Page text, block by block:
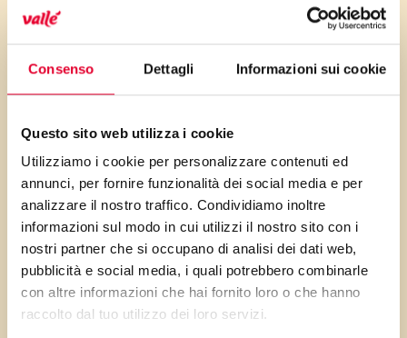
Consenso Dettagli Informazioni sui cookie
Questo sito web utilizza i cookie
Utilizziamo i cookie per personalizzare contenuti ed
annunci, per fornire funzionalità dei social media e per
analizzare il nostro traffico. Condividiamo inoltre
informazioni sul modo in cui utilizzi il nostro sito con i
nostri partner che si occupano di analisi dei dati web,
pubblicità e social media, i quali potrebbero combinarle
con altre informazioni che hai fornito loro o che hanno
raccolto dal tuo utilizzo dei loro servizi.
L’armonioso connubio con gli
preparazione di una buona
calcio e potassio, rutina (che
aiuta a rinforzare le pareti dei
capillari) e asparagina (un
aminoacido utile all’organismo
nella trasformazione dello
zucchero e che dona il tipico
odore).